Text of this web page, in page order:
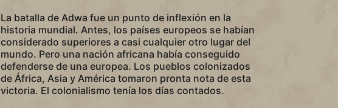
La batalla de Adwa fue un punto de inflexión en la
historia mundial. Antes, los países europeos se habían
considerado superiores a casi cualquier otro lugar del
mundo. Pero una nación africana había conseguido
defenderse de una europea. Los pueblos colonizados
de África, Asia y América tomaron pronta nota de esta
victoria. El colonialismo tenía los días contados.